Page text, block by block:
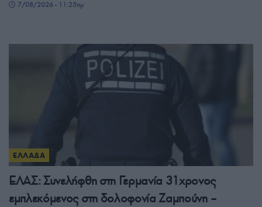
7/08/2026 - 11:25πμ
ΕΛΛΑΔΑ
ΕΛΑΣ: Συνελήφθη στη Γερμανία 31χρονος
εμπλεκόμενος στη δολοφονία Ζαμπούνη –